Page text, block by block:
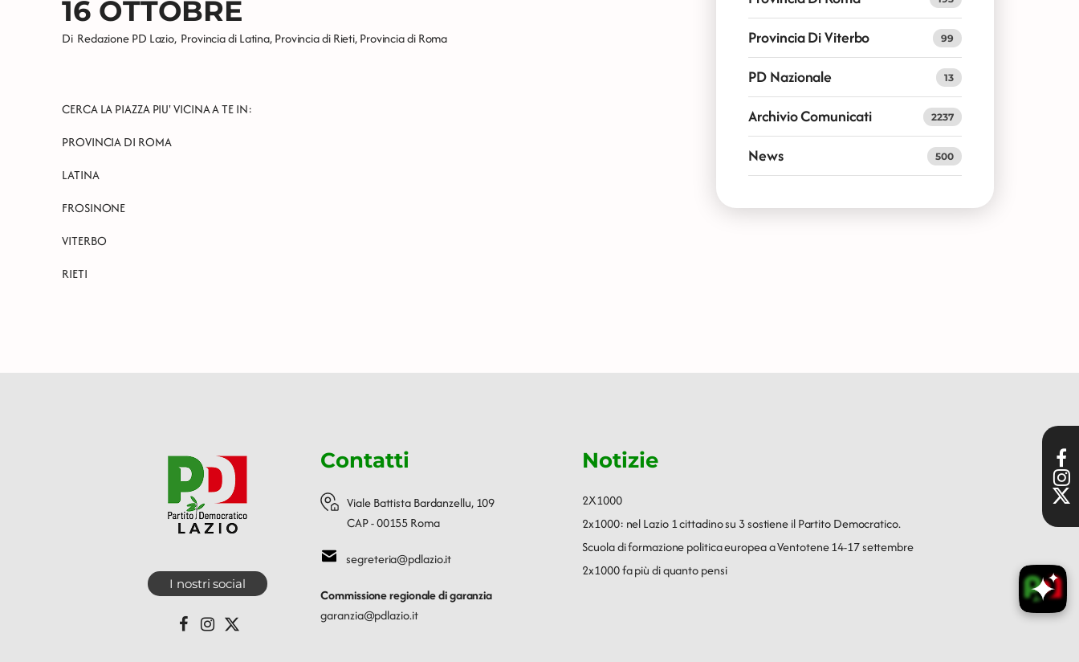
16 OTTOBRE
Di Redazione PD Lazio, Provincia di Latina,Provincia di Rieti,Provincia di Roma
CERCA LA PIAZZA PIU' VICINA A TE IN:
PROVINCIA DI ROMA
LATINA
FROSINONE
VITERBO
RIETI
Provincia Di Viterbo 99
PD Nazionale 13
Archivio Comunicati 2237
News 500
I nostri social
Contatti
Viale Battista Bardanzellu, 109
CAP - 00155 Roma
segreteria@pdlazio.it
Commissione regionale di garanzia
garanzia@pdlazio.it
Notizie
2X1000
2x1000: nel Lazio 1 cittadino su 3 sostiene il Partito Democratico.
Scuola di formazione politica europea a Ventotene 14-17 settembre
2x1000 fa più di quanto pensi